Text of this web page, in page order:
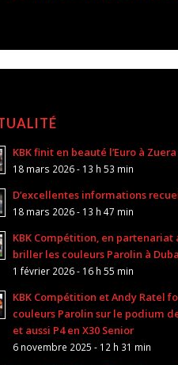
KBK finit en beauté l’Euro à Zuera
18 mars 2026 - 13 h 53 min
D’excellentes informations
18 mars 2026 - 13 h 47 min
KBK Compétition, en partenariat
briller les couleurs Parolin à
1 février 2026 - 16 h 55 min
KBK Compétition et Andy Ratel
couleurs Parolin sur le podium de
et aussi P4 en X30 Senior
6 novembre 2025 - 12 h 31 min